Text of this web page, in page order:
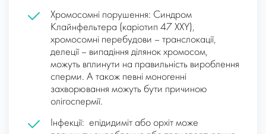
Хромосомні порушення: Синдром
Клайнфельтера (каріотип 47 XXY),
хромосомні перебудови – транслокації,
делеції – випадіння ділянок хромосом,
можуть вплинути на правильність вироблення
сперми. А також певні моногенні
захворювання можуть бути причиною
олігоспермії.
Інфекції: епідидиміт або орхіт може